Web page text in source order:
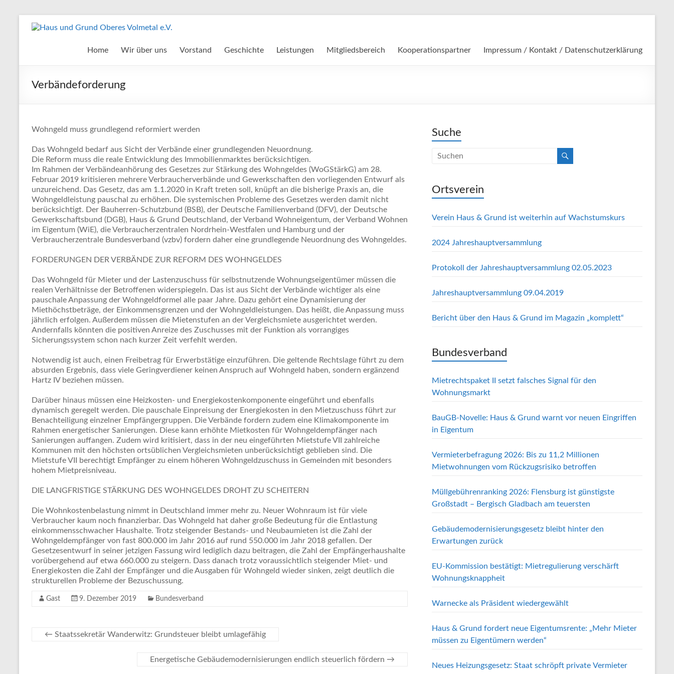
InhaltHaus
Oberes
e.V.
Home Wir über uns Vorstand Geschichte Leistungen Mitgliedsbereich Kooperationspartner Impressum / Kontakt / Datenschutzerklärung
Verbändeforderung
Wohngeld muss grundlegend reformiert werden
Das Wohngeld bedarf aus Sicht der Verbände einer grundlegenden Neuordnung.
Die Reform muss die reale Entwicklung des Immobilienmarktes berücksichtigen.
Im Rahmen der Verbändeanhörung des Gesetzes zur Stärkung des Wohngeldes (WoGStärkG) am 28.
Februar 2019 kritisieren mehrere Verbraucherverbände und Gewerkschaften den vorliegenden Entwurf als
unzureichend. Das Gesetz, das am 1.1.2020 in Kraft treten soll, knüpft an die bisherige Praxis an, die
Wohngeldleistung pauschal zu erhöhen. Die systemischen Probleme des Gesetzes werden damit nicht
berücksichtigt. Der Bauherren-Schutzbund (BSB), der Deutsche Familienverband (DFV), der Deutsche
Gewerkschaftsbund (DGB), Haus & Grund Deutschland, der Verband Wohneigentum, der Verband Wohnen
im Eigentum (WiE), die Verbraucherzentralen Nordrhein-Westfalen und Hamburg und der
Verbraucherzentrale Bundesverband (vzbv) fordern daher eine grundlegende Neuordnung des Wohngeldes.
FORDERUNGEN DER VERBÄNDE ZUR REFORM DES WOHNGELDES
Das Wohngeld für Mieter und der Lastenzuschuss für selbstnutzende Wohnungseigentümer müssen die
realen Verhältnisse der Betroffenen widerspiegeln. Das ist aus Sicht der Verbände wichtiger als eine
pauschale Anpassung der Wohngeldformel alle paar Jahre. Dazu gehört eine Dynamisierung der
Miethöchstbeträge, der Einkommensgrenzen und der Wohngeldleistungen. Das heißt, die Anpassung muss
jährlich erfolgen. Außerdem müssen die Mietenstufen an der Vergleichsmiete ausgerichtet werden.
Andernfalls könnten die positiven Anreize des Zuschusses mit der Funktion als vorrangiges
Sicherungssystem schon nach kurzer Zeit verfehlt werden.
Notwendig ist auch, einen Freibetrag für Erwerbstätige einzuführen. Die geltende Rechtslage führt zu dem
absurden Ergebnis, dass viele Geringverdiener keinen Anspruch auf Wohngeld haben, sondern ergänzend
Hartz IV beziehen müssen.
Darüber hinaus müssen eine Heizkosten- und Energiekostenkomponente eingeführt und ebenfalls
dynamisch geregelt werden. Die pauschale Einpreisung der Energiekosten in den Mietzuschuss führt zur
Benachteiligung einzelner Empfängergruppen. Die Verbände fordern zudem eine Klimakomponente im
Rahmen energetischer Sanierungen. Diese kann erhöhte Mietkosten für Wohngeldempfänger nach
Sanierungen auffangen. Zudem wird kritisiert, dass in der neu eingeführten Mietstufe VII zahlreiche
Kommunen mit den höchsten ortsüblichen Vergleichsmieten unberücksichtigt geblieben sind. Die
Mietstufe VII berechtigt Empfänger zu einem höheren Wohngeldzuschuss in Gemeinden mit besonders
hohem Mietpreisniveau.
DIE LANGFRISTIGE STÄRKUNG DES WOHNGELDES DROHT ZU SCHEITERN
Die Wohnkostenbelastung nimmt in Deutschland immer mehr zu. Neuer Wohnraum ist für viele
Verbraucher kaum noch finanzierbar. Das Wohngeld hat daher große Bedeutung für die Entlastung
einkommensschwacher Haushalte. Trotz steigender Bestands- und Neubaumieten ist die Zahl der
Wohngeldempfänger von fast 800.000 im Jahr 2016 auf rund 550.000 im Jahr 2018 gefallen. Der
Gesetzesentwurf in seiner jetzigen Fassung wird lediglich dazu beitragen, die Zahl der Empfängerhaushalte
vorübergehend auf etwa 660.000 zu steigern. Dass danach trotz voraussichtlich steigender Miet- und
Energiekosten die Zahl der Empfänger und die Ausgaben für Wohngeld wieder sinken, zeigt deutlich die
strukturellen Probleme der Bezuschussung.
Gast 9. Dezember 2019 Bundesverband
← Staatssekretär Wanderwitz: Grundsteuer bleibt umlagefähig
Energetische Gebäudemodernisierungen endlich steuerlich fördern →
Suche
Ortsverein
Verein Haus & Grund ist weiterhin auf Wachstumskurs
2024 Jahreshauptversammlung
Protokoll der Jahreshauptversammlung 02.05.2023
Jahreshauptversammlung 09.04.2019
Bericht über den Haus & Grund im Magazin „komplett“
Bundesverband
Mietrechtspaket II setzt falsches Signal für den
Wohnungsmarkt
BauGB-Novelle: Haus & Grund warnt vor neuen Eingriffen
in Eigentum
Vermieterbefragung 2026: Bis zu 11,2 Millionen
Mietwohnungen vom Rückzugsrisiko betroffen
Müllgebührenranking 2026: Flensburg ist günstigste
Großstadt – Bergisch Gladbach am teuersten
Gebäudemodernisierungsgesetz bleibt hinter den
Erwartungen zurück
EU-Kommission bestätigt: Mietregulierung verschärft
Wohnungsknappheit
Warnecke als Präsident wiedergewählt
Haus & Grund fordert neue Eigentumsrente: „Mehr Mieter
müssen zu Eigentümern werden“
Neues Heizungsgesetz: Staat schröpft private Vermieter